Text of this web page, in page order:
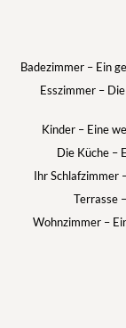
Badezimmer – Ein
Esszimmer –
Kinder – Eine
Die Küche –
Ihr Schlafzimmer
Terrasse
Wohnzimmer –